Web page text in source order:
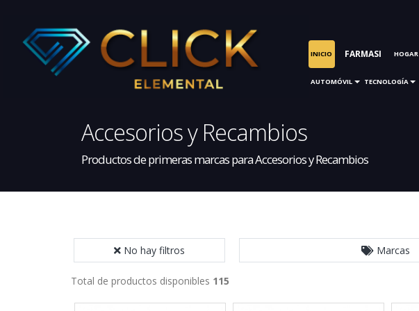
INICIO FARMASI HOGAR
AUTOMÓVIL TECNOLOGÍA
Accesorios y Recambios
Productos de primeras marcas para Accesorios y Recambios
No hay filtros Marcas
Total de productos disponibles 115